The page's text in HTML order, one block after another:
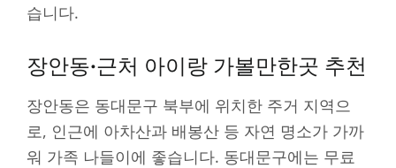
습니다.
장안동·근처 아이랑 가볼만한곳 추천
장안동은 동대문구 북부에 위치한 주거 지역으
로, 인근에 아차산과 배봉산 등 자연 명소가 가까
워 가족 나들이에 좋습니다. 동대문구에는 무료